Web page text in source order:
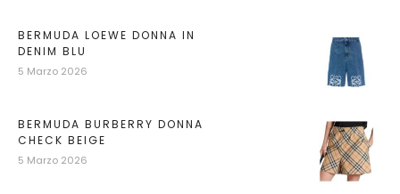
BERMUDA LOEWE DONNA IN
DENIM BLU
5 Marzo 2026
BERMUDA BURBERRY DONNA
CHECK BEIGE
5 Marzo 2026